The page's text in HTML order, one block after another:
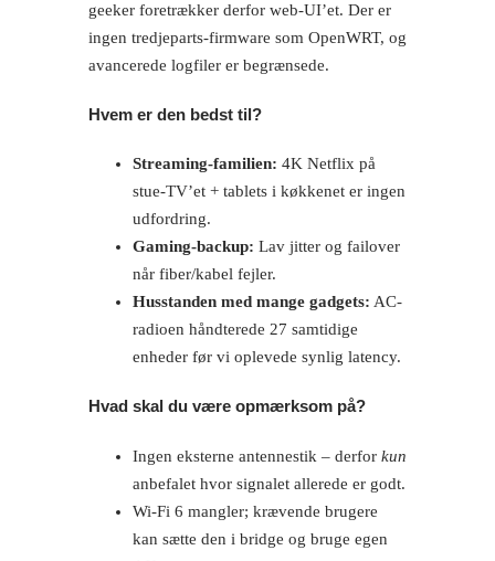
geeker foretrækker derfor web-UI’et. Der er
ingen tredjeparts-firmware som OpenWRT, og
avancerede logfiler er begrænsede.
Hvem er den bedst til?
Streaming-familien: 4K Netflix på
stue-TV’et + tablets i køkkenet er ingen
udfordring.
Gaming-backup: Lav jitter og failover
når fiber/kabel fejler.
Husstanden med mange gadgets: AC-
radioen håndterede 27 samtidige
enheder før vi oplevede synlig latency.
Hvad skal du være opmærksom på?
Ingen eksterne antennestik – derfor kun
anbefalet hvor signalet allerede er godt.
Wi-Fi 6 mangler; krævende brugere
kan sætte den i bridge og bruge egen